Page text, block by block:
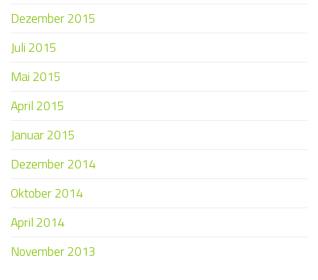
Dezember 2015
Juli 2015
Mai 2015
April 2015
Januar 2015
Dezember 2014
Oktober 2014
April 2014
November 2013